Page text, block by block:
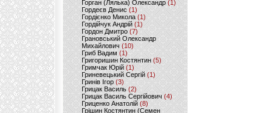
Горган (Лялька) Олександр(1)
Гордеєв Денис (1)
Гордієнко Микола (1)
Гордійчук Андрій (1)
Гордон Дмитро (7)
Грановський Олександр
Михайлович (10)
Гриб Вадим (1)
Григоришин Костянтин (5)
Гримчак Юрій(1)
Гриневецький Сергій(1)
Гринів Ігор (3)
Грицак Василь (2)
Грицак Василь Сергійович (4)
Гриценко Анатолій (8)
Грішин Костянтин (Семен